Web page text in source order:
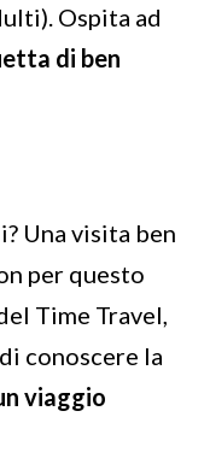
Ospita ad
di ben
Una visita ben
per questo
Time Travel,
conoscere la
viaggio